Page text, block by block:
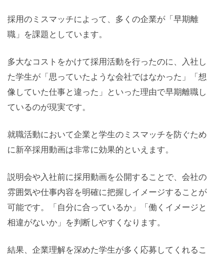
採用のミスマッチによって、多くの企業が「早期離
職」を課題としています。
多大なコストをかけて採用活動を行ったのに、入社し
た学生が「思っていたような会社ではなかった」「想
像していた仕事と違った」といった理由で早期離職し
ているのが現実です。
就職活動において企業と学生のミスマッチを防ぐため
に新卒採用動画は非常に効果的といえます。
説明会や入社前に採用動画を公開することで、会社の
雰囲気や仕事内容を明確に把握しイメージすることが
可能です。「自分に合っているか」「働くイメージと
相違がないか」を判断しやすくなります。
結果、企業理解を深めた学生が多く応募してくれるこ